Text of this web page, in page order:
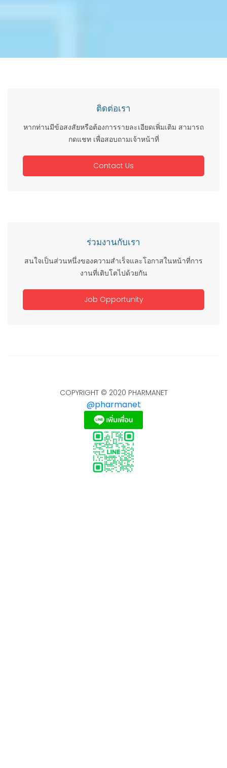
ติดต่อเรา
หากท่านมีข้อสงสัยหรือต้องการรายละเอียดเพิ่มเติม สามารถ
กดแชท เพื่อสอบถามเจ้าหน้าที่
Contact Us
ร่วมงานกับเรา
สนใจเป็นส่วนหนึ่งของความสำเร็จและโอกาสในหน้าที่การ
งานที่เติบโตไปด้วยกัน
Job Opportunity
COPYRIGHT © 2020 PHARMANET
@pharmanet